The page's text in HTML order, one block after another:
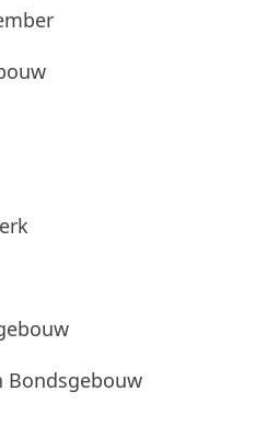
Bondsgebouw